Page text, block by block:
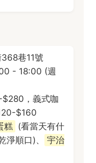
巷11號
- 18:00 (週
，義式咖
$160
糕 (看當天有什
淨順口)、
宇治